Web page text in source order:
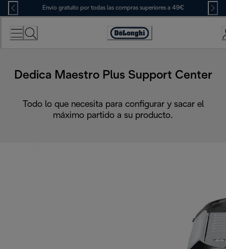
Skip
to
Content
Envío gratuito por todas las compras superiores a 49€
Accessibility
Dedica Maestro Plus Support Center
Todo lo que necesita para configurar y sacar el
máximo partido a su producto.